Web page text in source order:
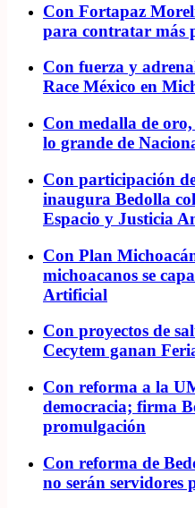
Con Fortapaz
para contratar más
Con fuerza y
Race México en
Con medalla de
lo grande de
Con participación
inaugura Bedolla
Espacio y Justicia
Con Plan
michoacanos se
Artificial
Con proyectos de
Cecytem ganan
Con reforma a la
democracia; firma
promulgación
Con reforma de
no serán servidores